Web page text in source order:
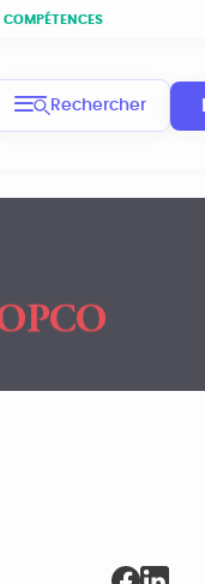
COMPÉTENCES
Rechercher